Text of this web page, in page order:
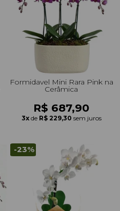
Formidavel Mini Rara Pink na
Cerâmica
R$ 687,90
3x de R$ 229,30 sem juros
-23%